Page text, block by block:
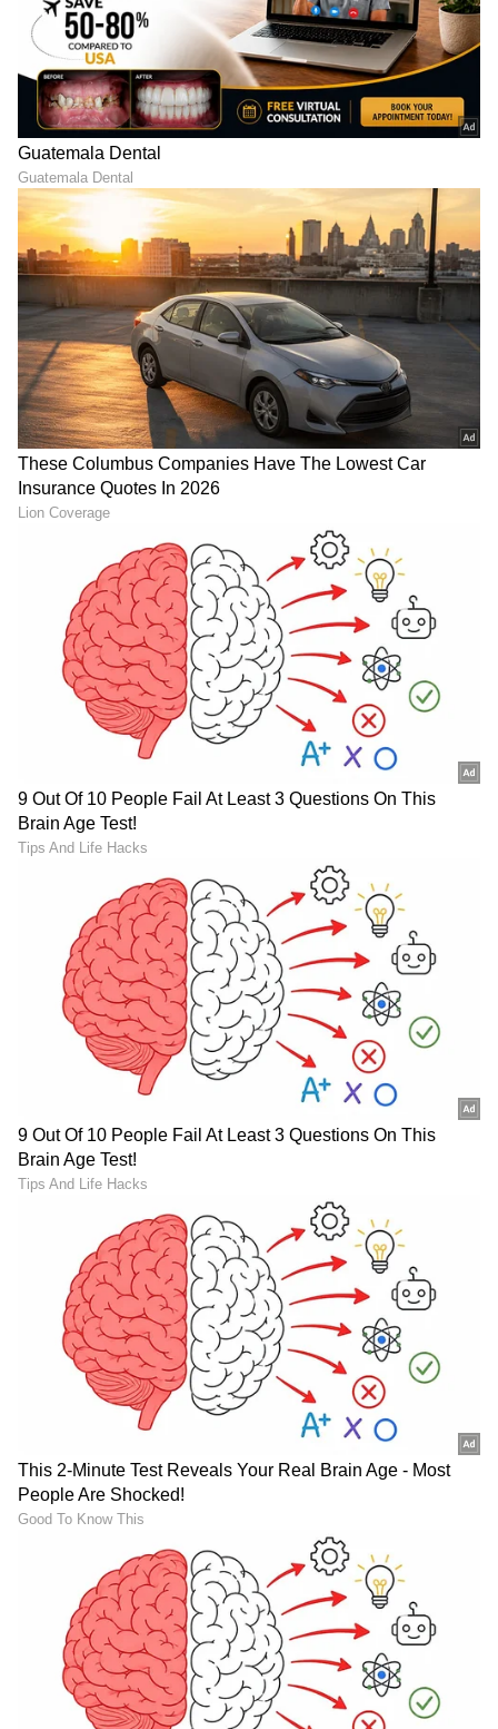
ABOUT THE AUTHOR
SH
Sushma Hegde
ಸುವರ್ಣ ನ್ಯೂಸ್ ಸುದ್ದಿ ಮಾಧ್ಯಮದ ಡಿಜಿಟಲ್ ವಿಭಾಗದಲ್ಲಿ ಕಳೆದ
ಮೂರು ವರ್ಷಗಳಿಂದ ಕೆಲಸ ಮಾಡುತ್ತಿದ್ದೇನೆ. ದೃಶ್ಯ ಮಾಧ್ಯಮ,
ಡಿಜಿಟಲ್‌ ಮಾಧ್ಯಮದಲ್ಲಿ 5 ವರ್ಷ ಕೆಲಸ ಮಾಡಿದ ಅನುಭವವಿದೆ.
SDM ಉಜಿರೆಯಲ್ಲಿ ಪತ್ರಿಕೋದ್ಯಮದ ಸ್ನಾತಕೋತ್ತರ ಪದವಿ.
ಸುದ್ದಿಲೋಕದಲ್ಲಿ ರಾಜಕೀಯ, ದೇಶ, ಜ್ಯೋತಿಷ್ಯ, ಜೀವನಶೈಲಿ,
ವಾಣಿಜ್ಯ, ಕ್ರೈಂ ಸುದ್ದಿಗಳಲ್ಲಿ ಆಸಕ್ತಿ.
ಬುಧ ಜ್ಯೋತಿಷ್ಯ ರಾಶಿ ಅದೃಷ್ಟ
DOWNLOAD APP
RECOMMENDED STORIES
Tirumala Devotees: ತಿರುಮಲ
ಕ್ಯೂಲೈನ್‌ನಲ್ಲಿ ಭಕ್ತರ ಕಷ್ಟಗಳಿಗೆ
ಚೆಕ್‌ಮೇಟ್; ಇನ್ಮೇಲೆ ಕಾಯೋದಕ್ಕೆ
ಸಂಜೆ ಮನೆಯಲ್ಲಿ ಎಷ್ಟು ದೀಪ
Prasada, Food for Soul:
ಮುಟ್ಟಿನ ಸಂದರ್ಭದಲ್ಲಿ ಪ್ರಸಾದ
ಹೇಳಿದ್ದೇನು?
ಸಿಂಹ ರಾಶಿಯಲ್ಲಿ ಸೂರ್ಯನ
ವಸೀಕರ ರಾಜಯೋಗ, ಈ 4
ಸಂಪತ್ತು
LATEST VIDEOS
"ರಾಜಕೀಯ ಬೇಡ, ಸಿನಿಮಾನೇ ಪ್ರಾಣ":
ಕನಕೋತ್ಸವದಲ್ಲಿ ರಿಷಬ್ ಶೆಟ್ಟಿ | Rishab
Shetty speech | Suvarna News
ಶೇ.50 ರಿಂದ ಶೇ.18 ಕ್ಕೆ TAX ಇಳಿಕೆ: ಮೋದಿ-
ಟ್ರಂಪ್ ಐತಿಹಾಸಿಕ ಒಪ್ಪಂದ | India US